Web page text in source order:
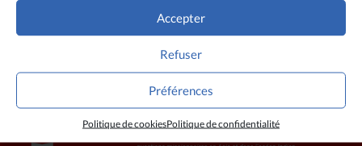
Accepter
Refuser
Préférences
Politique de cookiesPolitique de confidentialité